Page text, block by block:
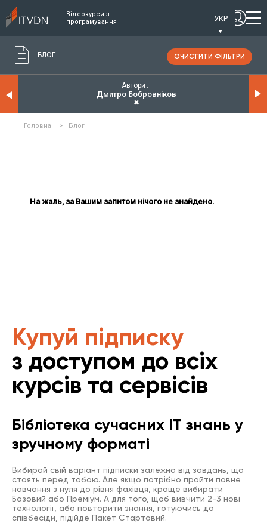
Відеокурси з
програмування
УКР
БЛОГ ОЧИСТИТИ ФІЛЬТРИ
Автори
Дмитро Бобровніков
✖
Головна > Блог
На жаль, за Вашим запитом нічого не знайдено.
Купуй підписку
з доступом до всіх
курсів та сервісів
Бібліотека сучасних IT знань у
зручному форматі
Вибирай свій варіант підписки залежно від завдань, що
стоять перед тобою. Але якщо потрібно пройти повне
навчання з нуля до рівня фахівця, краще вибирати
Базовий або Преміум. А для того, щоб вивчити 2-3 нові
технології, або повторити знання, готуючись до
співбесіди, підійде Пакет Стартовий.